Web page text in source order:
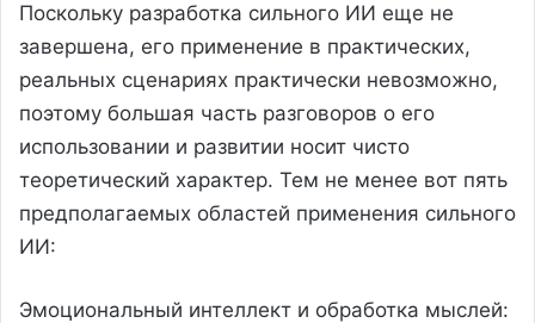
Поскольку разработка сильного ИИ еще не
завершена, его применение в практических,
реальных сценариях практически невозможно,
поэтому большая часть разговоров о его
использовании и развитии носит чисто
теоретический характер. Тем не менее вот пять
предполагаемых областей применения сильного
ИИ:
Эмоциональный интеллект и обработка мыслей: